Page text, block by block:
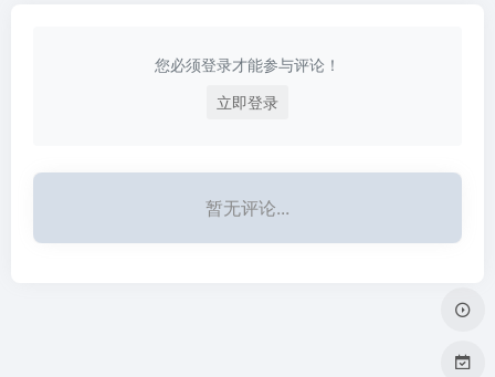
不是那种需要深度钻研的
站，恰恰是为这类快速“切
您必须登录才能参与评论！
立即登录
暂无评论...